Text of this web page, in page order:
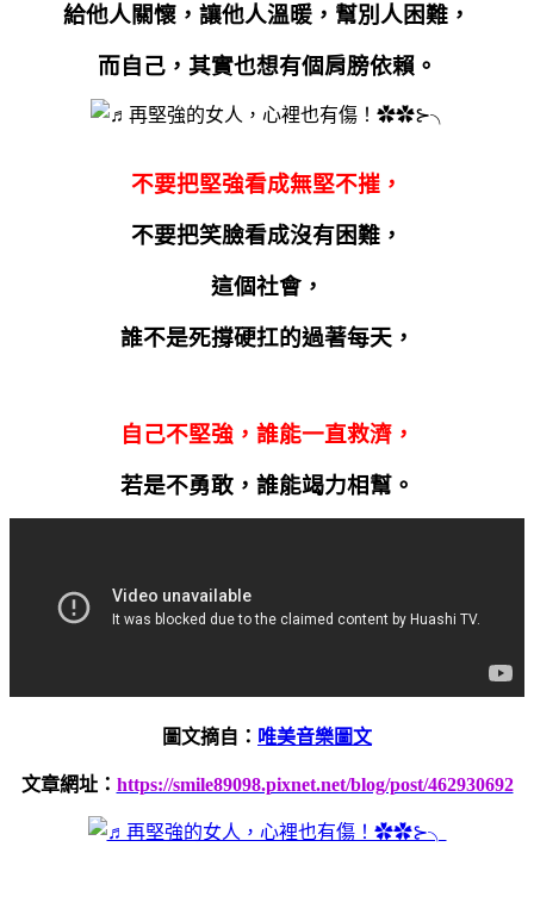
給他人關懷，讓他人溫暖，幫別人困難，
而自己，其實也想有個肩膀依賴。
不要把堅強看成無堅不摧，
不要把笑臉看成沒有困難，
這個社會，
誰不是死撐硬扛的過著每天，
自己不堅強，誰能一直救濟，
若是不勇敢，誰能竭力相幫。
圖文摘自： 唯美音樂圖文
文章網址： https://smile89098.pixnet.net/blog/post/462930692